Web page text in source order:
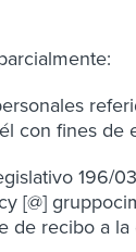
fines de
[@]
recibo a